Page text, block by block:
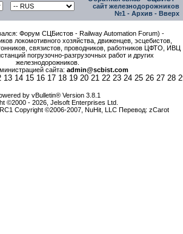
сайт железнодорожников
№1 - Архив - Вверх
Форум СЦБистов - Railway Automation Forum) -
локомотивного хозяйства, движенцев, эсцебистов,
связистов, проводников, работников ЦФТО, ИВЦ
погрузочно-разгрузочных работ и других
железнодорожников.
сайта: admin@scbist.com
13 14 15 16 17 18 19 20 21 22 23 24 25 26 27 28
by vBulletin® Version 3.8.1
©2000 - 2026, Jelsoft Enterprises Ltd.
Copyright ©2006-2007, NuHit, LLC Перевод: zCarot